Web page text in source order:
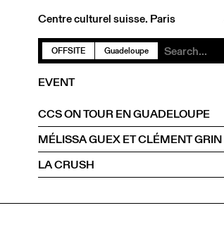
Centre culturel suisse. Paris
OFFSITE Guadeloupe
EVENT
CCS ON TOUR EN GUADELOUPE
MÉLISSA GUEX ET CLÉMENT GRIN
LA CRUSH